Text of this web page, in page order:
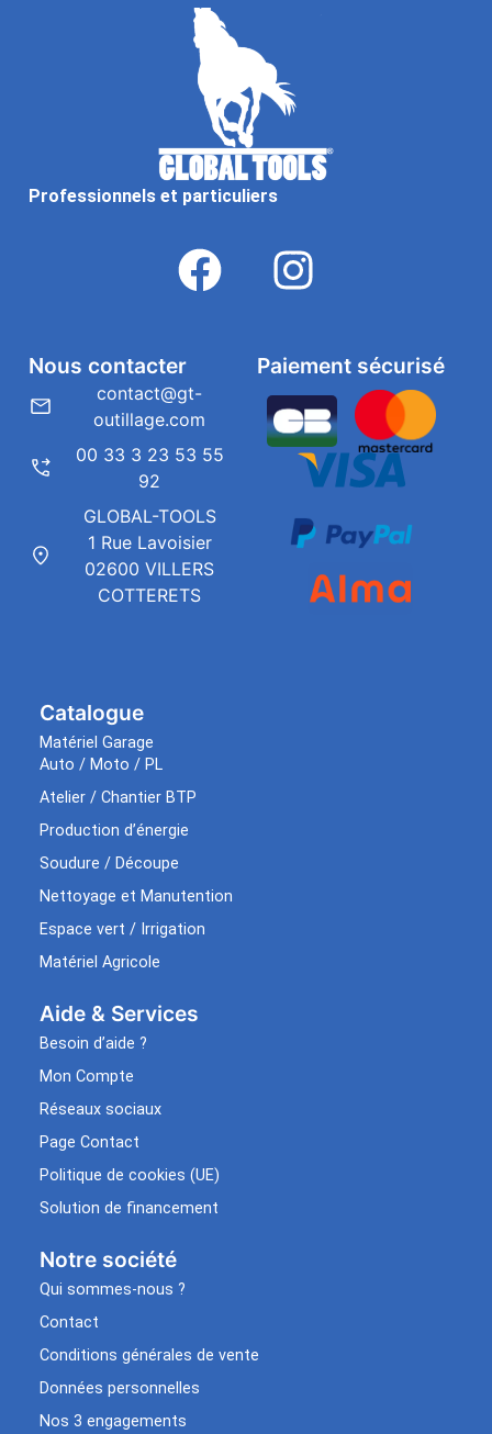
Professionnels et particuliers
Catalogue
Matériel Garage
Auto / Moto / PL
Atelier / Chantier BTP
Production d’énergie
Soudure / Découpe
Nettoyage et Manutention
Espace vert / Irrigation
Matériel Agricole
Aide & Services​
Besoin d’aide ?
Mon Compte
Réseaux sociaux
Page Contact
Politique de cookies (UE)
Solution de financement
Notre société
Qui sommes-nous ?
Contact
Conditions générales de vente
Données personnelles
Nos 3 engagements
Paiement sécurisé
Nous contacter
contact@gt-
outillage.com
00 33 3 23 53 55
92
GLOBAL-TOOLS
1 Rue Lavoisier
02600 VILLERS
COTTERETS